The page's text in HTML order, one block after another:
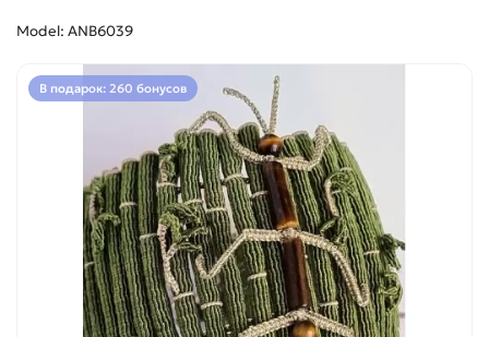
Model: ANB6039
В подарок: 260 бонусов